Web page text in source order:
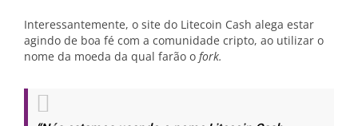
Interessantemente, o site do Litecoin Cash alega estar
agindo de boa fé com a comunidade cripto, ao utilizar o
nome da moeda da qual farão o fork.